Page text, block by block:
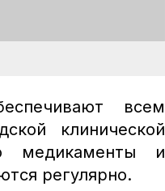
всем
клинической
медикаменты и
регулярно.